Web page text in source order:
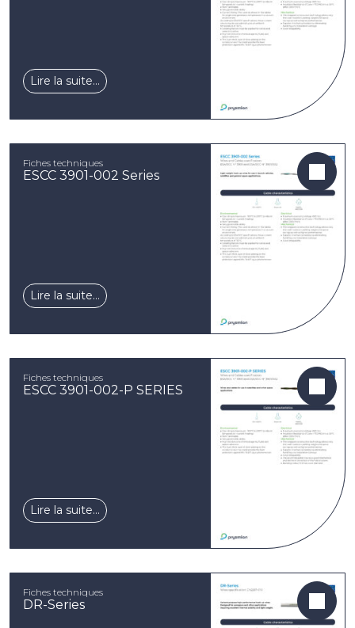
Lire la suite…
Fiches techniques
ESCC 3901-002 Series
Lire la suite…
Fiches techniques
ESCC 3901-002-P SERIES
Lire la suite…
Fiches techniques
DR-Series